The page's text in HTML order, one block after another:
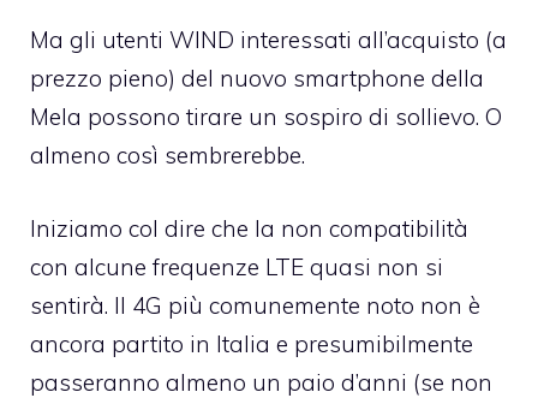
Ma gli utenti WIND interessati all’acquisto (a
prezzo pieno) del nuovo smartphone della
Mela possono tirare un sospiro di sollievo. O
almeno così sembrerebbe.
Iniziamo col dire che la non compatibilità
con alcune frequenze LTE quasi non si
sentirà. Il 4G più comunemente noto non è
ancora partito in Italia e presumibilmente
passeranno almeno un paio d’anni (se non